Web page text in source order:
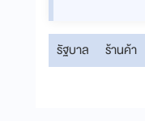
รัฐบาล ร้านค้า